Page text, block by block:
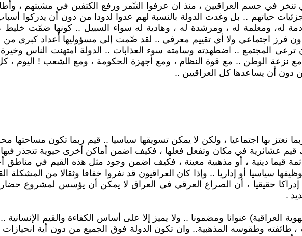
تنخر في جسم العراقيين ، منذ ان عرفوا التنّمر ورفع الكتفين في مشيتهم ،
حياتهم .. بل وغدت الدولة بالنسبة لهم عدوا لدودا من دون أن يدركوا أسباب
خادمة له، ومعلمة له ، ومرشدة له ، وهادية له سواء السبيل .. كونها
دون فرز اجتماعي ولا أي تقييم معرفي .. لقد ضّمت إلى مسؤوليها أعداد كبرى من
ترعى المجتمع .. اضطهدته وسامته سوء العذابات .. الدولة امتهنت الناس وخيرة
نزعة الوطن .. مع قوة النظام ، ومع أجهزة الحكومة ، ومع الشعب ! اليوم ،
دون أن يساعدها كل العراقيين ..
بها اجتماعيا ، ولكن لا يمكن تسويقها سياسيا .. قيم ربما تكون مساحتها
قيم عشائرية في مكان وتفعل فعلها ، فكيف اضمن أماكن أخرى حيوية تتجذر فيها
قيما دينية ، أو مذهبية معينة ، فكيف اضمن وجود مثل هذه القيم في مناطق
سياسيا أو إداريا .. وإذا كان العراقيون قد نفروا خفافا وثقالا من
حقيقيا ، أن الصراع العرقي في العراق لا يمكن أن يؤسس لمشروع
.
العراقية) عنوانا ومضمونا .. ولا يميز إلا على أساس الكفاءة والقيم
طائفته وطقوسه المذهبية.. وان تكون الدولة فوق الجميع من دون أية انحيازات